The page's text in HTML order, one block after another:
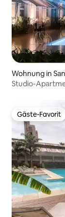
Wohnung in
Studio-
Gäste-Favorit
Gäste-Favorit